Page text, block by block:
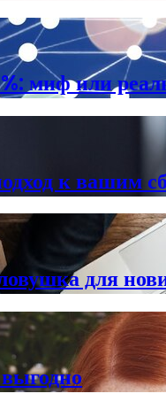
миф или
к вашим
для